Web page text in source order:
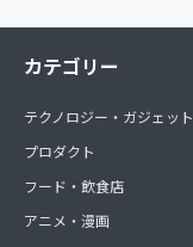
カテゴリー
テクノロジー・ガジェット
プロダクト
フード・飲食店
アニメ・漫画